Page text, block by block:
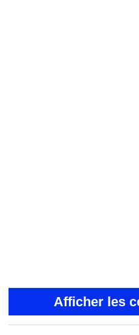
Afficher les